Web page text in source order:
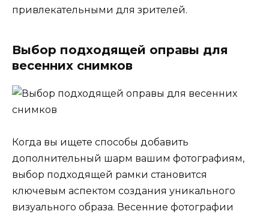
привлекательными для зрителей.
Выбор подходящей оправы для
весенних снимков
Когда вы ищете способы добавить
дополнительный шарм вашим фотографиям,
выбор подходящей рамки становится
ключевым аспектом создания уникального
визуального образа. Весенние фотографии